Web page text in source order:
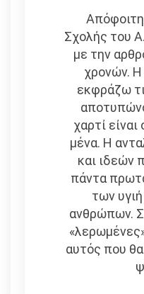
Σχολής του
με την
χρονών. Η
εκφράζω
χαρτί
μένα. Η
και ιδεών
πάντα
των
ανθρώπων.
αυτός που